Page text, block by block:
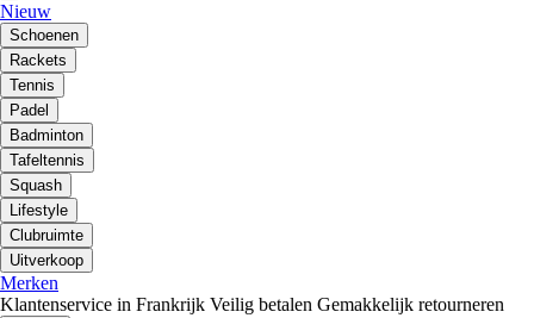
Nieuw
Schoenen
Rackets
Tennis
Padel
Badminton
Tafeltennis
Squash
Lifestyle
Clubruimte
Uitverkoop
Merken
Klantenservice in Frankrijk Veilig betalen Gemakkelijk retourneren